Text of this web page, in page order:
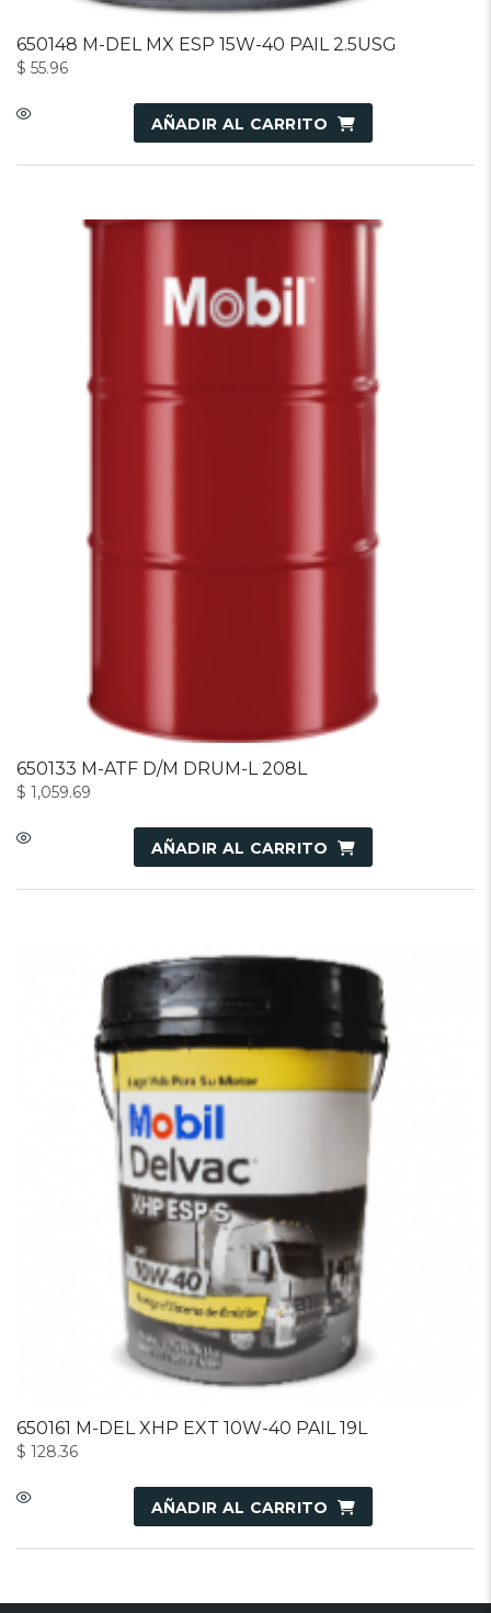
650148 M-DEL MX ESP 15W-40 PAIL 2.5USG
$ 55.96
AÑADIR AL CARRITO
650133 M-ATF D/M DRUM-L 208L
$ 1,059.69
AÑADIR AL CARRITO
650161 M-DEL XHP EXT 10W-40 PAIL 19L
$ 128.36
AÑADIR AL CARRITO